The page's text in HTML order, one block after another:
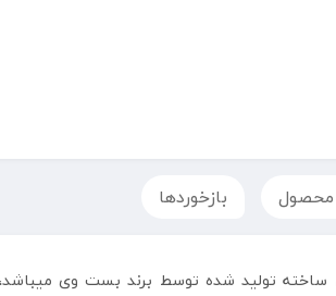
بازخوردها
پیش ساخته تولید شده توسط برند بست وی